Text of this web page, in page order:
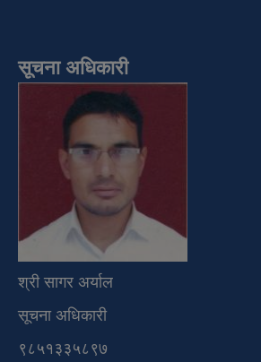
सूचना अधिकारी
श्री सागर अर्याल
सूचना अधिकारी
९८५१३३५८९७